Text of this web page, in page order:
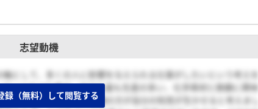
志望動機
として、多くの人に影響を与えられる仕事がしたいという考えを
ーにたどり着き、中でも最も生産の多い、化学素材と鉄鋼に興味
専攻しているため、鉄鋼の方が自分の知見が生かせると考えまし
録（無料）して閲覧する